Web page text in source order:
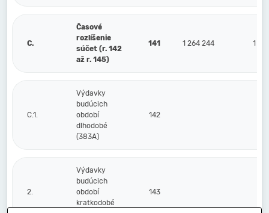
C.
Časové
rozlíšenie
súčet (r. 142
až r. 145)
141 1 264 244 1
C.1.
Výdavky
budúcich
období
dlhodobé
(383A)
142
2.
Výdavky
budúcich
období
kratkodobé
143